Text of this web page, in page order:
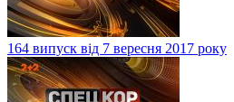
164 випуск від 7 вересня 2017 року